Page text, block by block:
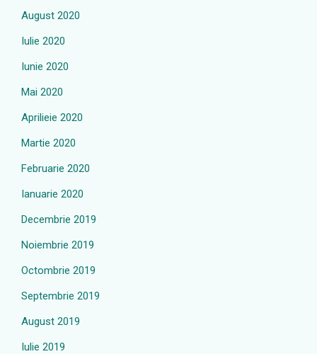
August 2020
Iulie 2020
Iunie 2020
Mai 2020
Aprilieie 2020
Martie 2020
Februarie 2020
Ianuarie 2020
Decembrie 2019
Noiembrie 2019
Octombrie 2019
Septembrie 2019
August 2019
Iulie 2019